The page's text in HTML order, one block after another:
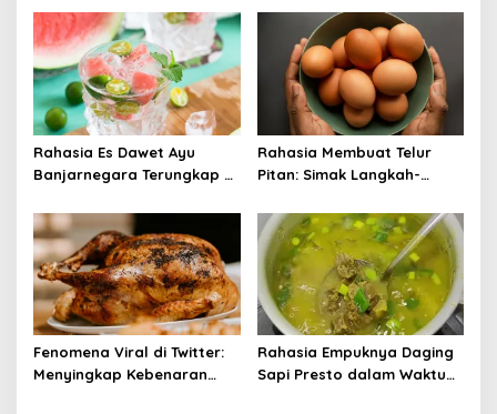
Rahasia Es Dawet Ayu
Banjarnegara Terungkap di
Rahasia Membuat Telur
Pitan: Simak Langkah-
Panduannya
Fenomena Viral di Twitter:
Menyingkap Kebenaran
Rahasia Empuknya Daging
Sapi Presto dalam Waktu